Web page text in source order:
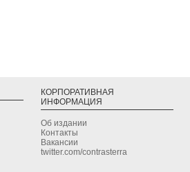
КОРПОРАТИВНАЯ
ИНФОРМАЦИЯ
Об издании
Контакты
Вакансии
twitter.com/contrasterra